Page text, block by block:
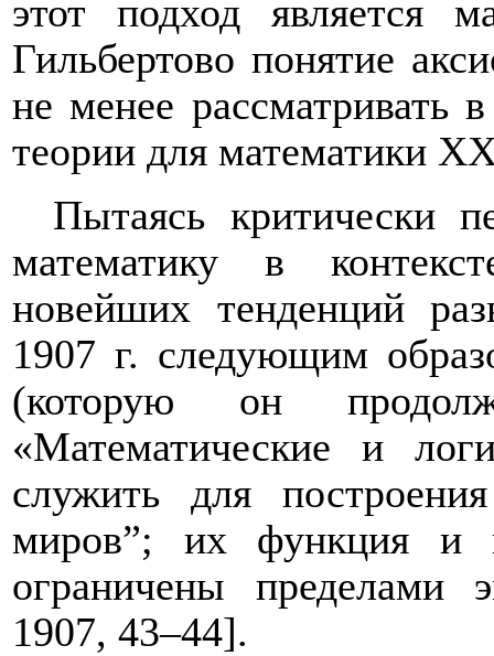
этот подход является
Гильбертово понятие
не менее рассматривать
теории для математики
Пытаясь критически
математику в
новейших тенденций
1907 г. следующим
(которую он
«Математические и
служить для
миров”; их функция и
ограничены пределами
1907, 43–44].